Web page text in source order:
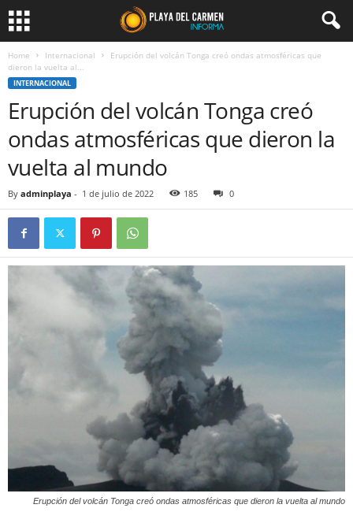
Home Internacional
Erupción del volcán Tonga creó ondas atmosféricas que
dieron la vuelta al...
INTERNACIONAL
Erupción del volcán Tonga creó
ondas atmosféricas que dieron la
vuelta al mundo
By adminplaya - 1 de julio de 2022 185 0
Erupción del volcán Tonga creó ondas atmosféricas que dieron la vuelta al mundo